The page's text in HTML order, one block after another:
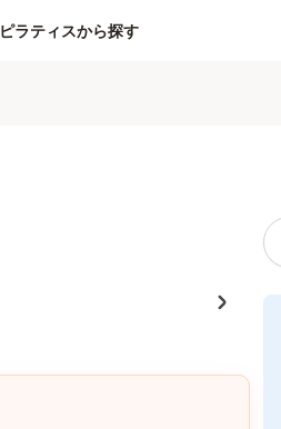
ピラティスから探す